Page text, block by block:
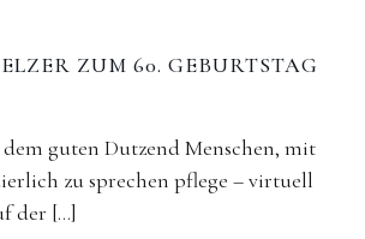
ZUM 60. GEBURTSTAG
guten Dutzend Menschen, mit
zu sprechen pflege – virtuell
der […]